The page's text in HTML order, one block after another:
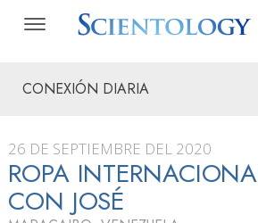
CONEXIÓN DIARIA
26 DE SEPTIEMBRE DEL 2020
ROPA
CON JOSÉ